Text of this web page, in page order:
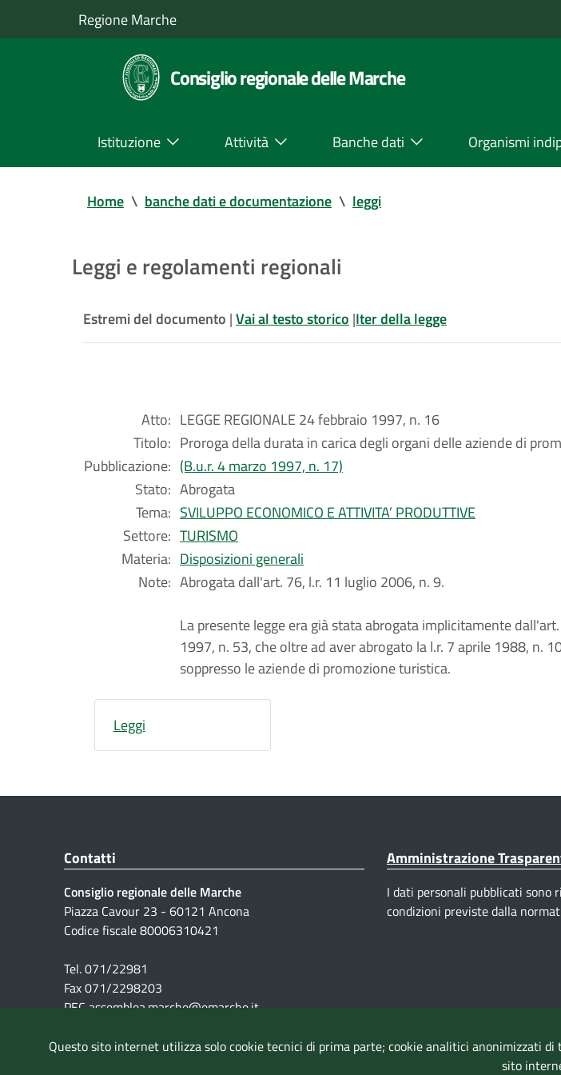
Regione Marche
Consiglio regionale delle Marche
Istituzione Attività Banche dati Organismi
Home \ banche dati e documentazione \ leggi
Leggi e regolamenti regionali
Estremi del documento |Vai al testo storico |Iter della legge
Atto: LEGGE REGIONALE 24 febbraio 1997, n. 16
Titolo: Proroga della durata in carica degli organi delle aziende di
Pubblicazione: (B.u.r. 4 marzo 1997, n. 17)
Stato: Abrogata
Tema: SVILUPPO ECONOMICO E ATTIVITA’ PRODUTTIVE
Settore: TURISMO
Materia: Disposizioni generali
Note: Abrogata dall'art. 76, l.r. 11 luglio 2006, n. 9.
La presente legge era già stata abrogata implicitamente
1997, n. 53, che oltre ad aver abrogato la l.r. 7 aprile 1988, n.
soppresso le aziende di promozione turistica.
Leggi
Contatti
Consiglio regionale delle Marche
Piazza Cavour 23 - 60121 Ancona
Codice fiscale 80006310421
Tel. 071/22981
Fax 071/2298203
PEC assemblea.marche@emarche.it
Amministrazione
I dati personali pubblicati sono
condizioni previste dalla
Questo sito internet utilizza solo cookie tecnici di prima parte; cookie analitici anonimizzati
sito